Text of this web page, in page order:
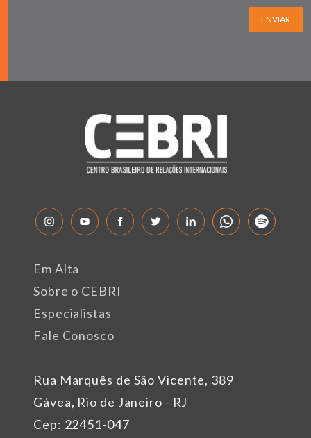
ENVIAR
Rua Marquês de São Vicente, 389
Gávea, Rio de Janeiro - RJ
Cep: 22451-047
Em Alta
Sobre o CEBRI
Especialistas
Fale Conosco